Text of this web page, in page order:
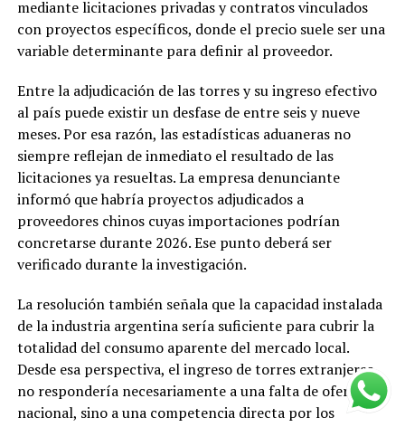
mediante licitaciones privadas y contratos vinculados
con proyectos específicos, donde el precio suele ser una
variable determinante para definir al proveedor.
Entre la adjudicación de las torres y su ingreso efectivo
al país puede existir un desfase de entre seis y nueve
meses. Por esa razón, las estadísticas aduaneras no
siempre reflejan de inmediato el resultado de las
licitaciones ya resueltas. La empresa denunciante
informó que habría proyectos adjudicados a
proveedores chinos cuyas importaciones podrían
concretarse durante 2026. Ese punto deberá ser
verificado durante la investigación.
La resolución también señala que la capacidad instalada
de la industria argentina sería suficiente para cubrir la
totalidad del consumo aparente del mercado local.
Desde esa perspectiva, el ingreso de torres extranjeras
no respondería necesariamente a una falta de oferta
nacional, sino a una competencia directa por los